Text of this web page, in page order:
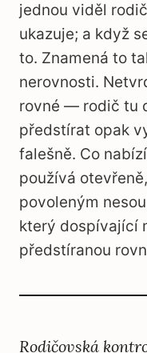
jednou viděl
ukazuje; a když
to. Znamená to
nerovnosti.
rovné — rodič tu
předstírat opak
falešně. Co
používá
povoleným
který dospívající
předstíranou
Rodičovská